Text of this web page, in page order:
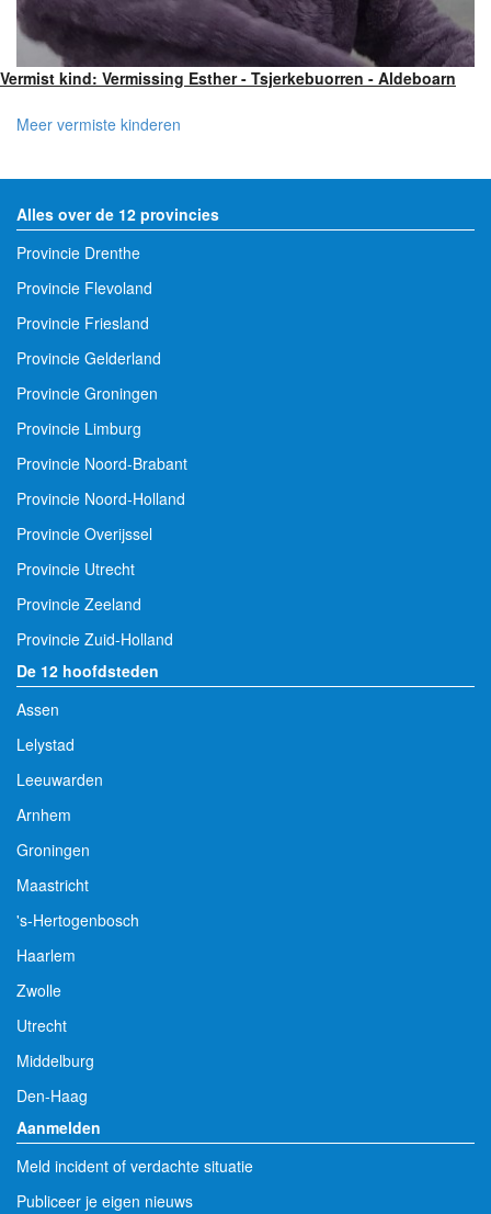
Vermist kind: Vermissing Esther - Tsjerkebuorren - Aldeboarn
Meer vermiste kinderen
Alles over de 12 provincies
Provincie Drenthe
Provincie Flevoland
Provincie Friesland
Provincie Gelderland
Provincie Groningen
Provincie Limburg
Provincie Noord-Brabant
Provincie Noord-Holland
Provincie Overijssel
Provincie Utrecht
Provincie Zeeland
Provincie Zuid-Holland
De 12 hoofdsteden
Assen
Lelystad
Leeuwarden
Arnhem
Groningen
Maastricht
's-Hertogenbosch
Haarlem
Zwolle
Utrecht
Middelburg
Den-Haag
Aanmelden
Meld incident of verdachte situatie
Publiceer je eigen nieuws